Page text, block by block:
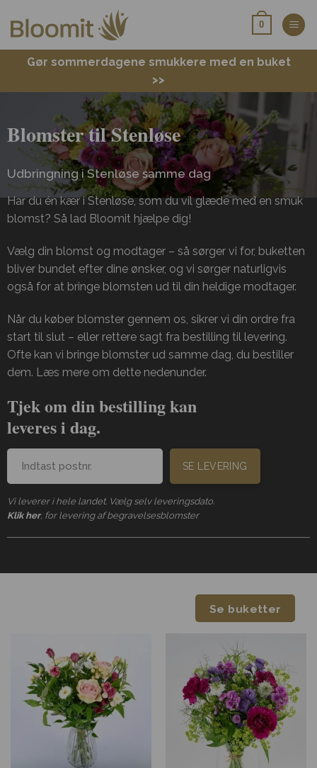
0
Gør sommerdagene smukkere med en buket
>>
Blomster til Stenløse
Udbringning i Stenløse samme dag
Har du én kær i Stenløse, som du vil glæde med en smuk
blomst? Så lad Bloomit hjælpe dig!
Vælg din blomst og modtager – så sørger vi for, buketten
bliver bundet efter dine ønsker, og vi sørger naturligvis
også for at bringe blomsten ud til din heldige modtager.
Når du køber blomster gennem os, sikrer vi din ordre fra
start til slut – eller rettere sagt fra bestilling til levering.
Ofte kan vi bringe blomster ud samme dag, du bestiller
dem. Læs mere om dette nedenunder.
Tjek om din bestilling kan
leveres i dag.
SE LEVERING
Vi leverer i hele landet. Vælg selv leveringsdato.
Klik her, for levering af begravelsesblomster
Se buketter